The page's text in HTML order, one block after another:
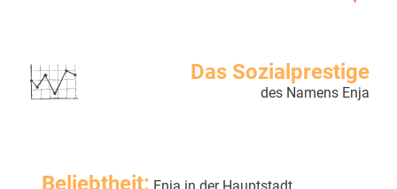
Das Sozialprestige
des Namens Enja
Beliebtheit: